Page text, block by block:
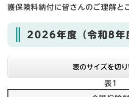
護保険料納付に皆さんのご理解と
2026年度（令和8年
表のサイズを切
表1